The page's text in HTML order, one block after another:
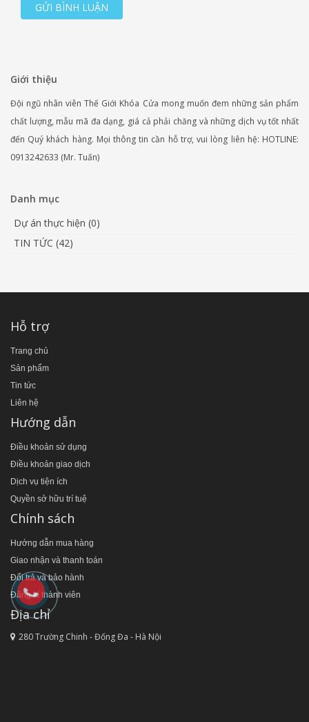
GỬI BÌNH LUẬN
Giới thiệu
Đội ngũ nhân viên Thế Giới Khóa Cửa mong muốn đem những sản phẩm
chất lượng, mẫu mã đa dạng, giá cả phải chăng và những dịch vụ tốt nhất
đến Quý khách hàng. Mọi thông tin cần hỗ trợ, vui lòng liên hệ: HOTLINE:
0913242633 (Mr. Tuấn)
Danh mục
Dự án thực hiện (0)
TIN TỨC (42)
Hỗ trợ
Trang chủ
Sản phẩm
Tin tức
Liên hệ
Hướng dẫn
Điều khoản sử dụng
Điều khoản giao dịch
Dịch vụ tiện ích
Quyền sở hữu trí tuệ
Chính sách
Hướng dẫn mua hàng
Giao nhận và thanh toán
Đổi trả và bảo hành
Đăng kí thành viên
Địa chỉ
280 Trường Chinh - Đống Đa - Hà Nội